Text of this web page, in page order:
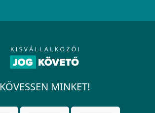
KÖVESSEN MINKET!